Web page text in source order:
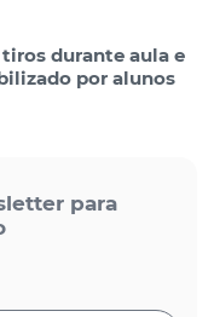
durante aula e
por alunos
para